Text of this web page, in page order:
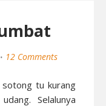
12 Comments
sotong tu kurang
Selalunya